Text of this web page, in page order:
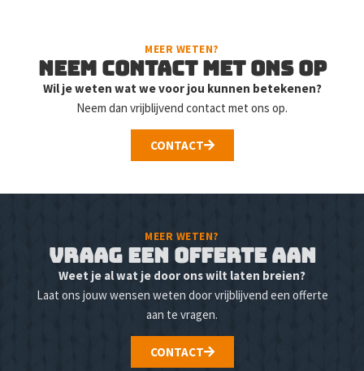
MEER WETEN?
Neem contact met ons op
Wil je weten wat we voor jou kunnen betekenen?
Neem dan vrijblijvend contact met ons op.
CONTACT
MEER WETEN?
Vraag een offerte aan
Weet je al wat je door ons wilt laten breien?
Laat ons jouw wensen weten door vrijblijvend een offerte
aan te vragen.
CONTACT